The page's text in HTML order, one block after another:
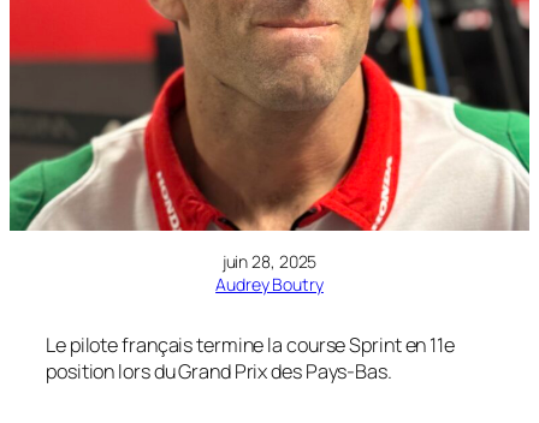
juin 28, 2025
Audrey Boutry
Le pilote français termine la course Sprint en 11e
position lors du Grand Prix des Pays-Bas.